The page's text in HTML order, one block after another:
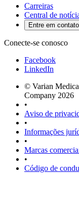
Carreiras
Central de
Entre em contato
Conecte-se conosco
Facebook
LinkedIn
© Varian
Company 2026
•
Aviso de
•
Informações
•
Marcas
•
Código de